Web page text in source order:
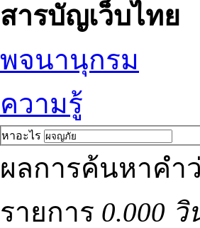
สารบัญเว็บไทย
พจนานุกรม
ความรู้
หาอะไร
ผลการค้นหาคำ
รายการ 0.000